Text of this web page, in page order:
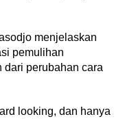
menjelaskan
pemulihan
dari perubahan cara
looking, dan hanya